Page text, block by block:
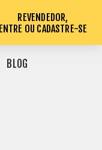
REVENDEDOR,
ENTRE OU CADASTRE-SE
BLOG